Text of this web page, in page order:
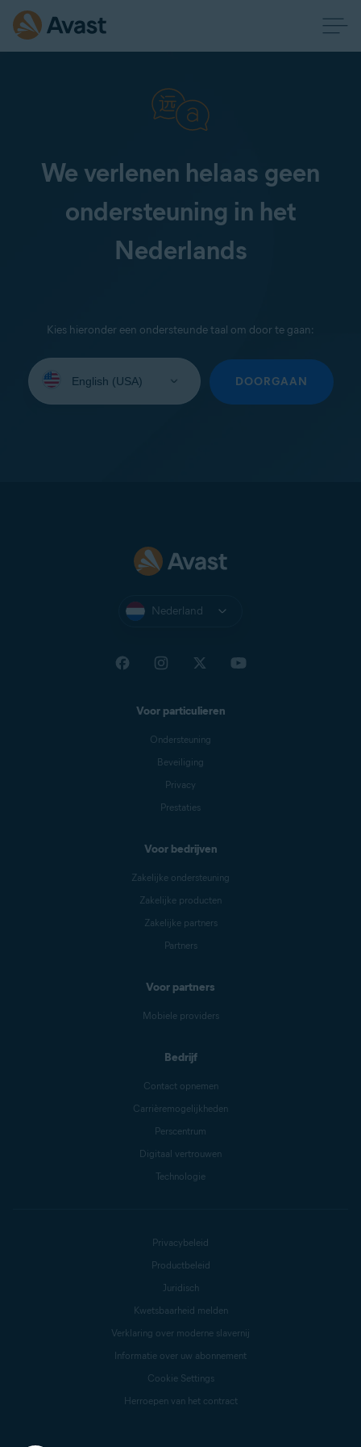
We verlenen helaas geen
ondersteuning in het
Nederlands
Kies hieronder een ondersteunde taal om door te gaan:
uw
DOORGAAN
Nederland
Voor particulieren
Ondersteuning
Beveiliging
Privacy
Prestaties
Voor bedrijven
Zakelijke ondersteuning
Zakelijke producten
Zakelijke partners
Partners
Voor partners
Mobiele providers
Bedrijf
Contact opnemen
Carrièremogelijkheden
Perscentrum
Digitaal vertrouwen
Technologie
Privacybeleid
Productbeleid
Juridisch
Kwetsbaarheid melden
Verklaring over moderne slavernij
Informatie over uw abonnement
Cookie Settings
Herroepen van het contract